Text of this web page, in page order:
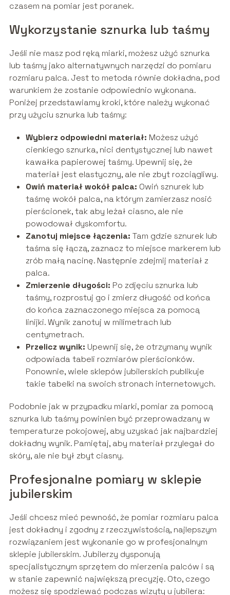
czasem na pomiar jest poranek.
Wykorzystanie sznurka lub taśmy
Jeśli nie masz pod ręką miarki, możesz użyć sznurka
lub taśmy jako alternatywnych narzędzi do pomiaru
rozmiaru palca. Jest to metoda równie dokładna, pod
warunkiem że zostanie odpowiednio wykonana.
Poniżej przedstawiamy kroki, które należy wykonać
przy użyciu sznurka lub taśmy:
Wybierz odpowiedni materiał: Możesz użyć
cienkiego sznurka, nici dentystycznej lub nawet
kawałka papierowej taśmy. Upewnij się, że
materiał jest elastyczny, ale nie zbyt rozciągliwy.
Owiń materiał wokół palca: Owiń sznurek lub
taśmę wokół palca, na którym zamierzasz nosić
pierścionek, tak aby leżał ciasno, ale nie
powodował dyskomfortu.
Zanotuj miejsce łączenia: Tam gdzie sznurek lub
taśma się łączą, zaznacz to miejsce markerem lub
zrób małą nacinę. Następnie zdejmij materiał z
palca.
Zmierzenie długości: Po zdjęciu sznurka lub
taśmy, rozprostuj go i zmierz długość od końca
do końca zaznaczonego miejsca za pomocą
linijki. Wynik zanotuj w milimetrach lub
centymetrach.
Przelicz wynik: Upewnij się, że otrzymany wynik
odpowiada tabeli rozmiarów pierścionków.
Ponownie, wiele sklepów jubilerskich publikuje
takie tabelki na swoich stronach internetowych.
Podobnie jak w przypadku miarki, pomiar za pomocą
sznurka lub taśmy powinien być przeprowadzany w
temperaturze pokojowej, aby uzyskać jak najbardziej
dokładny wynik. Pamiętaj, aby materiał przylegał do
skóry, ale nie był zbyt ciasny.
Profesjonalne pomiary w sklepie
jubilerskim
Jeśli chcesz mieć pewność, że pomiar rozmiaru palca
jest dokładny i zgodny z rzeczywistością, najlepszym
rozwiązaniem jest wykonanie go w profesjonalnym
sklepie jubilerskim. Jubilerzy dysponują
specjalistycznym sprzętem do mierzenia palców i są
w stanie zapewnić największą precyzję. Oto, czego
możesz się spodziewać podczas wizyty u jubilera: